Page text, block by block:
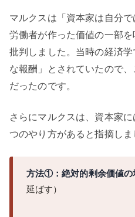
マルクスは「資本家は自分で
労働者が作った価値の一部
批判しました。当時の経済
な報酬」とされていたので
だったのです。
さらにマルクスは、資本家
つのやり方があると指摘しま
方法①：絶対的剰余価値の
延ばす）